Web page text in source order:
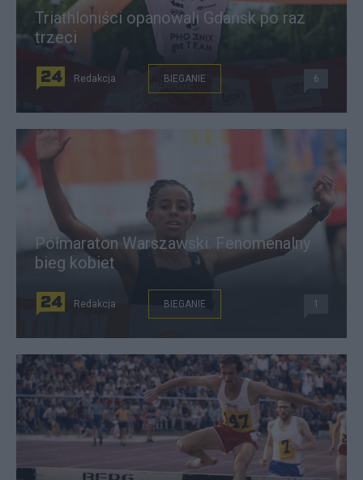
Triathloniści opanowali Gdańsk po raz
trzeci
Redakcja BIEGANIE 6
Półmaraton Warszawski. Fenomenalny
bieg kobiet
Redakcja BIEGANIE 1